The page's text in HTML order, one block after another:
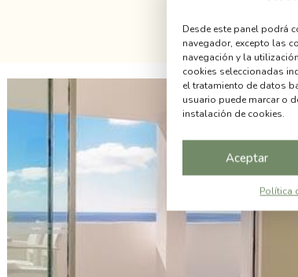
Desde este panel podrá
navegador, excepto las
navegación y la
cookies seleccionadas
el tratamiento de datos
usuario puede marcar o
instalación de cookies.
Aceptar
Política